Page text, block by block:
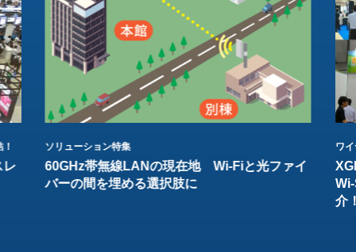
レ
ソリューション特集
60GHz帯無線LANの現在地 Wi-Fiと光ファイ
バーの間を埋める選択肢に
ワ
介